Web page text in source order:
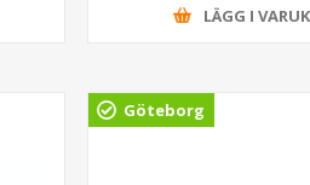
LÄGG I
Göteborg